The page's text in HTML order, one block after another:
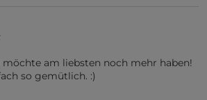
möchte am liebsten noch mehr haben!
so gemütlich. :)